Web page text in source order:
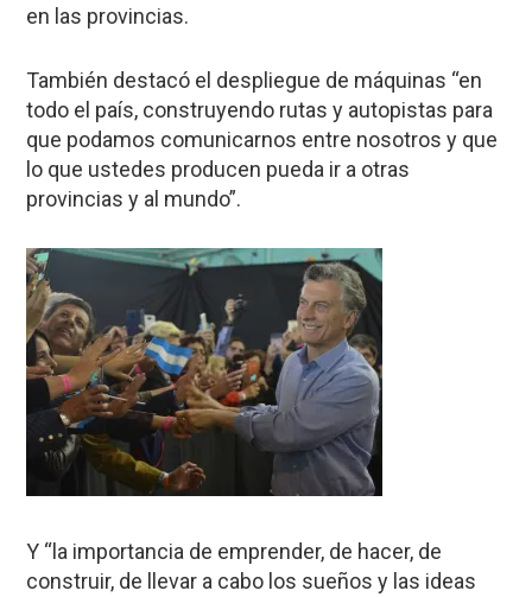
en las provincias.
También destacó el despliegue de máquinas “en
todo el país, construyendo rutas y autopistas para
que podamos comunicarnos entre nosotros y que
lo que ustedes producen pueda ir a otras
provincias y al mundo”.
Y “la importancia de emprender, de hacer, de
construir, de llevar a cabo los sueños y las ideas